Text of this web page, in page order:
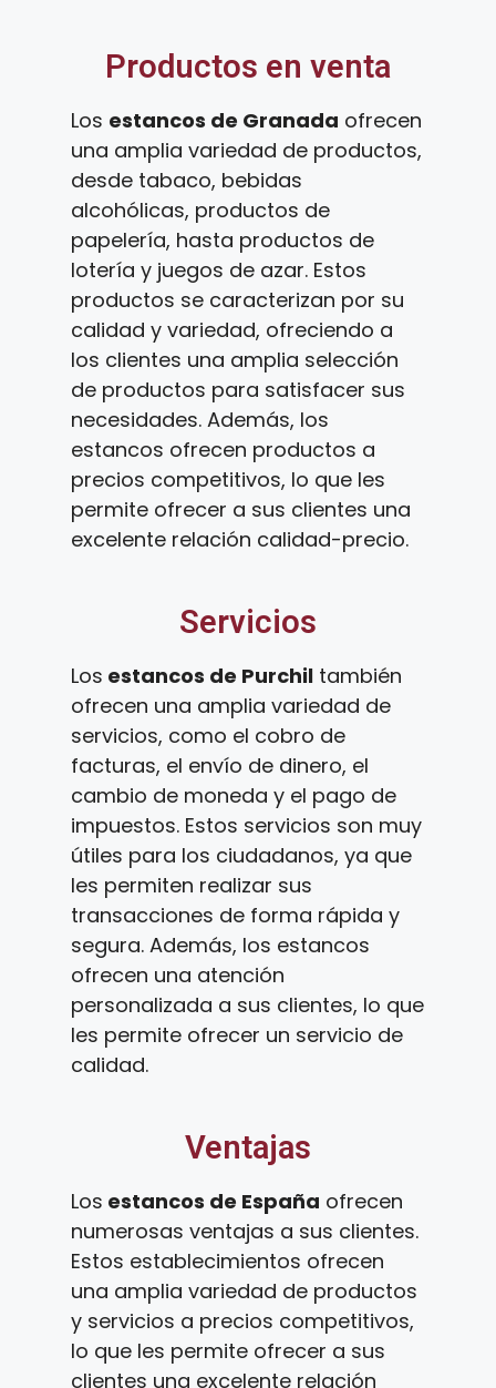
Productos en venta
Los estancos de Granada ofrecen
una amplia variedad de productos,
desde tabaco, bebidas
alcohólicas, productos de
papelería, hasta productos de
lotería y juegos de azar. Estos
productos se caracterizan por su
calidad y variedad, ofreciendo a
los clientes una amplia selección
de productos para satisfacer sus
necesidades. Además, los
estancos ofrecen productos a
precios competitivos, lo que les
permite ofrecer a sus clientes una
excelente relación calidad-precio.
Servicios
Los estancos de Purchil también
ofrecen una amplia variedad de
servicios, como el cobro de
facturas, el envío de dinero, el
cambio de moneda y el pago de
impuestos. Estos servicios son muy
útiles para los ciudadanos, ya que
les permiten realizar sus
transacciones de forma rápida y
segura. Además, los estancos
ofrecen una atención
personalizada a sus clientes, lo que
les permite ofrecer un servicio de
calidad.
Ventajas
Los estancos de España ofrecen
numerosas ventajas a sus clientes.
Estos establecimientos ofrecen
una amplia variedad de productos
y servicios a precios competitivos,
lo que les permite ofrecer a sus
clientes una excelente relación